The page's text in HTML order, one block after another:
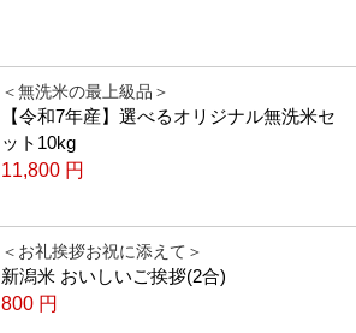
＜無洗米の最上級品＞
【令和7年産】選べるオリジナル無洗米セ
ット10kg
11,800 円
＜お礼挨拶お祝に添えて＞
新潟米 おいしいご挨拶(2合)
800 円